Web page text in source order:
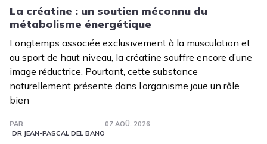
La créatine : un soutien méconnu du
métabolisme énergétique
Longtemps associée exclusivement à la musculation et
au sport de haut niveau, la créatine souffre encore d’une
image réductrice. Pourtant, cette substance
naturellement présente dans l’organisme joue un rôle
bien
PAR
DR JEAN-PASCAL DEL BANO
07 AOÛ. 2026